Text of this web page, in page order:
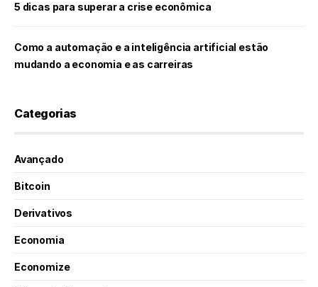
5 dicas para superar a crise econômica
Como a automação e a inteligência artificial estão
mudando a economia e as carreiras
Categorias
Avançado
Bitcoin
Derivativos
Economia
Economize